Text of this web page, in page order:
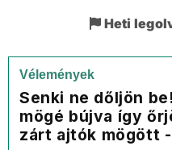
Heti
Vélemények
Senki ne dőljön
mögé bújva így
zárt ajtók mögött